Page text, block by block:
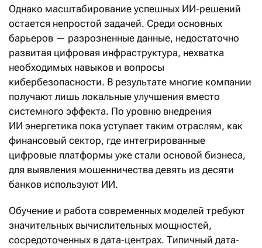
Однако масштабирование успешных ИИ-решений
остается непростой задачей. Среди основных
барьеров — разрозненные данные, недостаточно
развитая цифровая инфраструктура, нехватка
необходимых навыков и вопросы
кибербезопасности. В результате многие компании
получают лишь локальные улучшения вместо
системного эффекта. По уровню внедрения
ИИ энергетика пока уступает таким отраслям, как
финансовый сектор, где интегрированные
цифровые платформы уже стали основой бизнеса,
для выявления мошенничества девять из десяти
банков используют ИИ.
Обучение и работа современных моделей требуют
значительных вычислительных мощностей,
сосредоточенных в дата-центрах. Типичный дата-